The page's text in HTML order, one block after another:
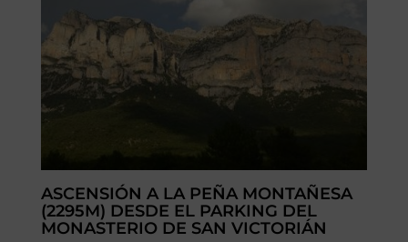
ASCENSIÓN A LA PEÑA MONTAÑESA
(2295M) DESDE EL PARKING DEL
MONASTERIO DE SAN VICTORIÁN